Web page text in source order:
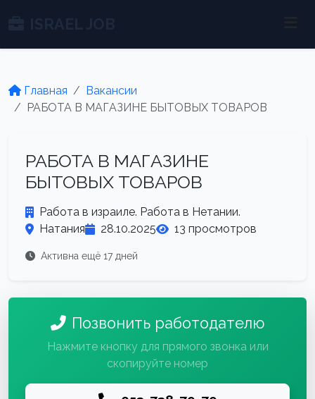
Главная
Вакансии
РАБОТА В МАГАЗИНЕ БЫТОВЫХ ТОВАРОВ
РАБОТА В МАГАЗИНЕ
БЫТОВЫХ ТОВАРОВ
Работа в израиле. Работа в Нетании.
Натания
28.10.2025 13 просмотров
Активна ещё 17 дней
Позвонить работодателю
Нажмите кнопку для прямого звонка или
скопируйте номер